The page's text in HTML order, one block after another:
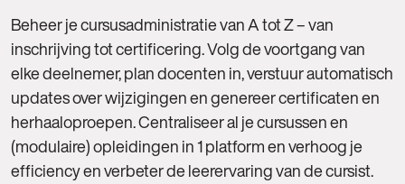
Beheer je cursusadministratie van A tot Z – van
inschrijving tot certificering. Volg de voortgang van
elke deelnemer, plan docenten in, verstuur automatisch
updates over wijzigingen en genereer certificaten en
herhaaloproepen. Centraliseer al je cursussen en
(modulaire) opleidingen in 1 platform en verhoog je
efficiency en verbeter de leerervaring van de cursist.